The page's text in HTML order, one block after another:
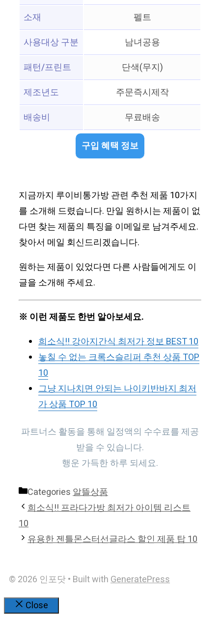
소재
펠트
사용대상 구분
남녀공용
패턴/프린트
단색(무지)
제조년도
주문즉시제작
배송비
무료배송
구입 혜택 정보
지금까지 루이비통가방 관련 추천 제품 10가지
를 소개해 드렸습니다. 만일 원하시는 제품이 없
다면 찾는 제품의 특징을 이메일로 남겨주세요.
찾아서 메일 회신드리겠습니다.
원하는 제품이 있었다면 다른 사람들에게도 이
글을 소개해 주세요.
※ 이런 제품도 한번 알아보세요.
희소식!! 강아지간식 최저가 정보 BEST 10
놓칠 수 없는 크록스슬리퍼 추천 상품 TOP
10
그냥 지나치면 안되는 나이키반바지 최저
가 상품 TOP 10
파트너스 활동을 통해 일정액의 수수료를 제공
받을 수 있습니다.
행운 가득한 하루 되세요.
Categories알뜰상품
희소식!! 프라다가방 최저가 아이템 리스트
10
유용한 젠틀몬스터선글라스 할인 제품 탑 10
© 2026 인포닷• Built withGeneratePress
Close